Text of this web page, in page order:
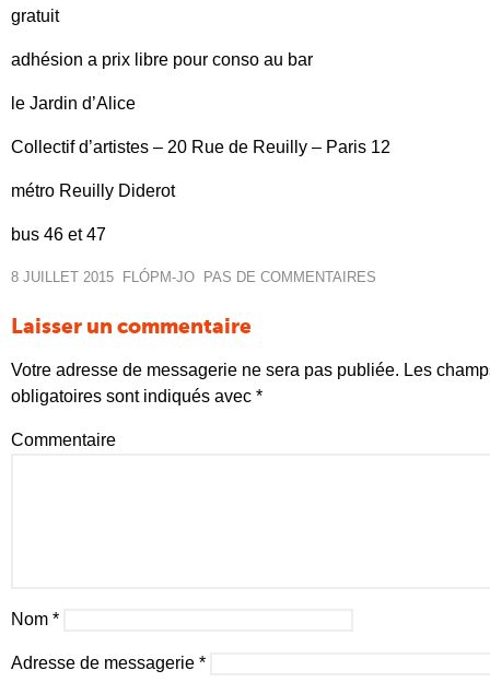
gratuit
adhésion a prix libre pour conso au bar
le Jardin d’Alice
Collectif d’artistes – 20 Rue de Reuilly – Paris 12
métro Reuilly Diderot
bus 46 et 47
8 JUILLET 2015 FLÓP M-JO PAS DE COMMENTAIRES
Laisser un commentaire
Votre adresse de messagerie ne sera pas publiée. Les
obligatoires sont indiqués avec *
Commentaire
Nom *
Adresse de messagerie *